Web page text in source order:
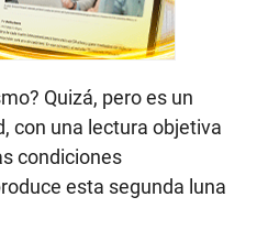
Quizá, pero es un
con una lectura objetiva
condiciones
esta segunda luna